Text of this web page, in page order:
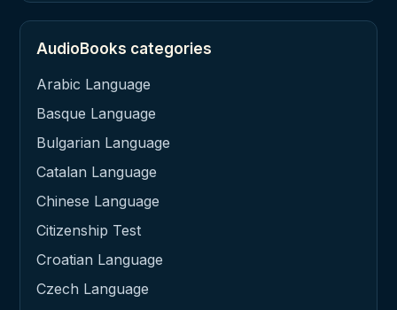
AudioBooks categories
Arabic Language
Basque Language
Bulgarian Language
Catalan Language
Chinese Language
Citizenship Test
Croatian Language
Czech Language